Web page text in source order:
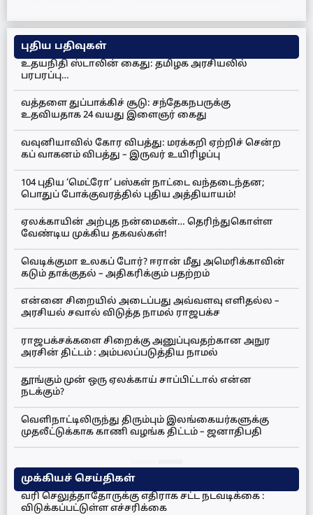
புதிய பதிவுகள்
உதயநிதி ஸ்டாலின் கைது: தமிழக அரசியலில்
பரபரப்பு…
வத்தளை துப்பாக்கிச் சூடு: சந்தேகநபருக்கு
உதவியதாக 24 வயது இளைஞர் கைது
வவுனியாவில் கோர விபத்து: மரக்கறி ஏற்றிச் சென்ற
கப் வாகனம் விபத்து – இருவர் உயிரிழப்பு
104 புதிய ‘மெட்ரோ’ பஸ்கள் நாட்டை வந்தடைந்தன;
பொதுப் போக்குவரத்தில் புதிய அத்தியாயம்!
ஏலக்காயின் அற்புத நன்மைகள்… தெரிந்துகொள்ள
வேண்டிய முக்கிய தகவல்கள்!
வெடிக்குமா உலகப் போர்? ஈரான் மீது அமெரிக்காவின்
கடும் தாக்குதல் – அதிகரிக்கும் பதற்றம்
என்னை சிறையில் அடைப்பது அவ்வளவு எளிதல்ல –
அரசியல் சவால் விடுத்த நாமல் ராஜபக்ச
ராஜபக்சக்களை சிறைக்கு அனுப்புவதற்கான அநுர
அரசின் திட்டம் : அம்பலப்படுத்திய நாமல்
தூங்கும் முன் ஒரு ஏலக்காய் சாப்பிட்டால் என்ன
நடக்கும்?
வெளிநாட்டிலிருந்து திரும்பும் இலங்கையர்களுக்கு
முதலீட்டுக்காக காணி வழங்க திட்டம் – ஜனாதிபதி
முக்கியச் செய்திகள்
வரி செலுத்தாதோருக்கு எதிராக சட்ட நடவடிக்கை :
விடுக்கப்பட்டுள்ள எச்சரிக்கை